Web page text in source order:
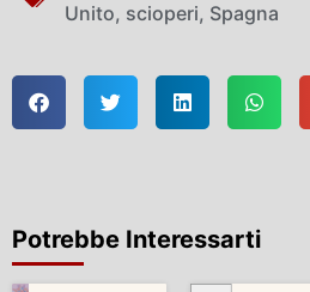
Unito, scioperi, Spagna
Potrebbe Interessarti